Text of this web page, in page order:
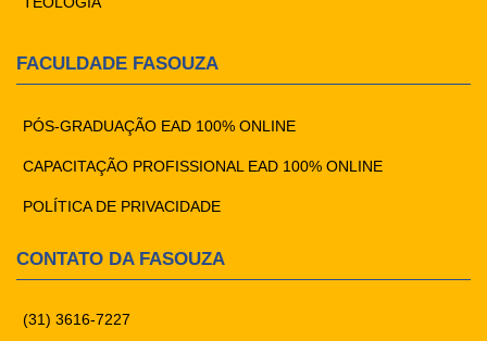
FACULDADE FASOUZA
PÓS-GRADUAÇÃO EAD 100% ONLINE
CAPACITAÇÃO PROFISSIONAL EAD 100% ONLINE
POLÍTICA DE PRIVACIDADE
CONTATO DA FASOUZA
(31) 3616-7227